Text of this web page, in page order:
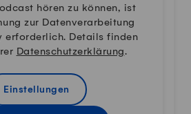
hören zu können, ist
zur Datenverarbeitung
erforderlich. Details finden
Datenschutzerklärung.
Einstellungen